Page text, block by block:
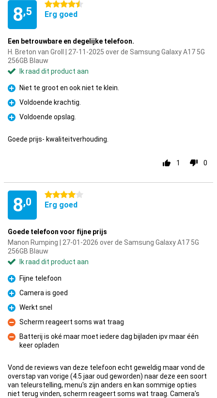
8,5
4.5 sterren
Erg goed
Een betrouwbare en degelijke telefoon.
H. Breton van Groll | 27-11-2025 over de Samsung Galaxy A17 5G
256GB Blauw
Ik raad dit product aan
Pluspunt
Niet te groot en ook niet te klein.
Pluspunt
Voldoende krachtig.
Pluspunt
Voldoende opslag.
Goede prijs- kwaliteitverhouding.
1 0
8,0
4 sterren
Erg goed
Goede telefoon voor fijne prijs
Manon Rumping | 27-01-2026 over de Samsung Galaxy A17 5G
256GB Blauw
Ik raad dit product aan
Pluspunt
Fijne telefoon
Pluspunt
Camera is goed
Pluspunt
Werkt snel
Minpunt
Scherm reageert soms wat traag
Minpunt
Batterij is oké maar moet iedere dag bijladen ipv maar één
keer opladen
Vond de reviews van deze telefoon echt geweldig maar vond de
overstap van vorige (4.5 jaar oud geworden) naar deze een soort
van teleurstelling, menu's zijn anders en kan sommige opties
niet terug vinden, scherm reageert soms wat traag. Camera's